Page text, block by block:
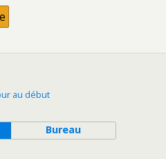
au début
Bureau